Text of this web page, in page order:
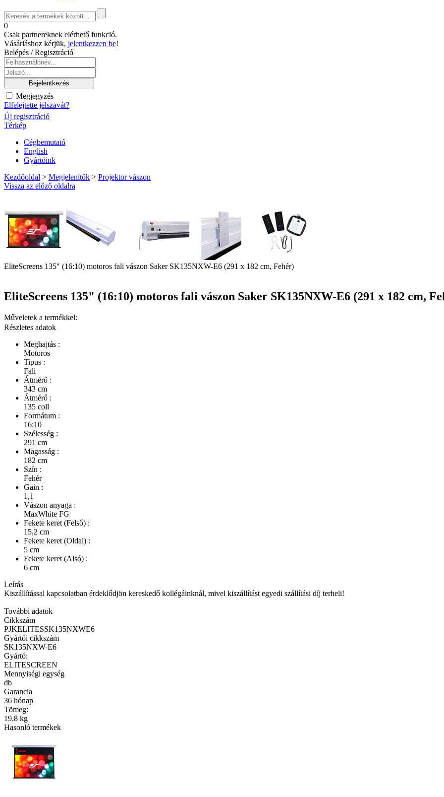
0
Csak partnereknek elérhető funkció.
Vásárláshoz kérjük, jelentkezzen be!
Belépés / Regisztráció
Megjegyzés
Elfelejtette jelszavát?
Új regisztráció
Térkép
Cégbemutató
English
Gyártóink
Kezdőoldal > Megjelenítők > Projektor vászon
Vissza az előző oldalra
EliteScreens 135" (16:10) motoros fali vászon Saker SK135NXW-E6 (291 x 182 cm, Fehér)
EliteScreens 135" (16:10) motoros fali vászon Saker SK135NXW-E6 (291 x 182 cm,
Műveletek a termékkel:
Részletes adatok
Meghajtás :
Motoros
Tipus :
Fali
Átmérő :
343 cm
Átmérő :
135 coll
Formátum :
16:10
Szélesség :
291 cm
Magasság :
182 cm
Szín :
Fehér
Gain :
1,1
Vászon anyaga :
MaxWhite FG
Fekete keret (Felső) :
15,2 cm
Fekete keret (Oldal) :
5 cm
Fekete keret (Alsó) :
6 cm
Leírás
Kiszállítással kapcsolatban érdeklődjön kereskedő kollégáinknál, mivel kiszállítást egyedi szállítási díj terheli!
További adatok
Cikkszám
PJKELITESSK135NXWE6
Gyártói cikkszám
SK135NXW-E6
Gyártó:
ELITESCREEN
Mennyiségi egység
db
Garancia
36 hónap
Tömeg:
19,8 kg
Hasonló termékek